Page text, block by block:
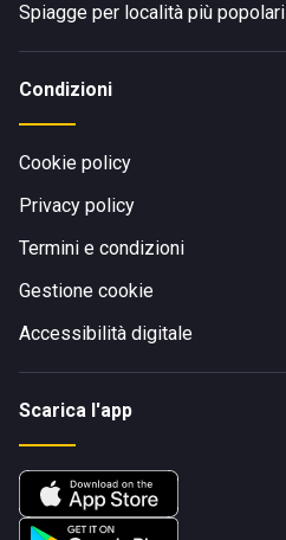
Spiagge per località più popolari
Condizioni
Cookie policy
Privacy policy
Termini e condizioni
Gestione cookie
Accessibilità digitale
Scarica l'app